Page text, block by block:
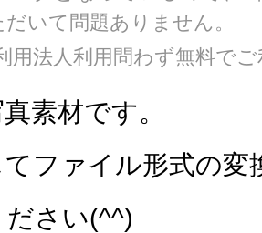
いて問題ありません。
用法人利用問わず無料で
素材です。
ファイル形式の変
さい(^^)